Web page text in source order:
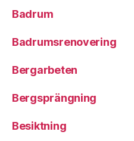
Badrum
Badrumsrenovering
Bergarbeten
Bergsprängning
Besiktning